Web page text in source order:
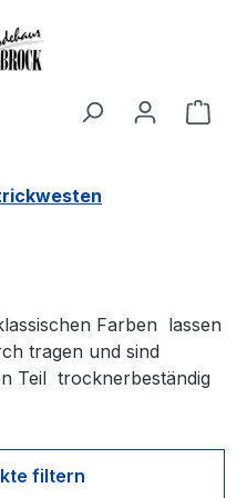
Farben lassen
tragen und sind
Teil trocknerbeständig
filtern